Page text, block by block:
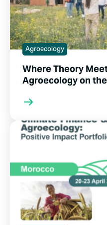
Agroecology
Where Theory
Agroecology on